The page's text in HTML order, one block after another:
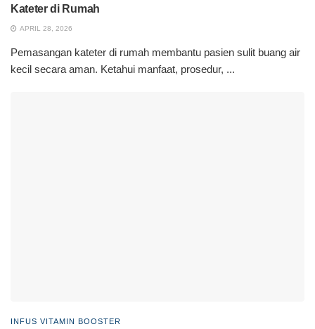
Kateter di Rumah
APRIL 28, 2026
Pemasangan kateter di rumah membantu pasien sulit buang air
kecil secara aman. Ketahui manfaat, prosedur, ...
INFUS VITAMIN BOOSTER